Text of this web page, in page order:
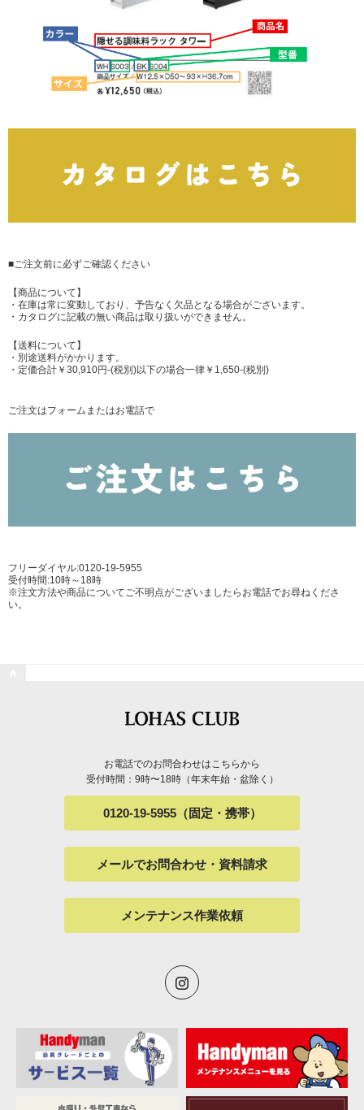
■ご注文前に必ずご確認ください
【商品について】
・在庫は常に変動しており、予告なく欠品となる場合がございます。
・カタログに記載の無い商品は取り扱いができません。
【送料について】
・別途送料がかかります。
・定価合計￥ 30,910円-(税別)以下の場合一律￥1,650-(税別)
ご注文はフォームまたはお電話で
フリーダイヤル:0120-19-5955
受付時間:10時～18時
※注文方法や商品についてご不明点がございましたらお電話でお尋ねくださ
い。
お電話でのお問合わせはこちらから
受付時間：9時〜18時（年末年始・盆除く）
0120-19-5955（固定・携帯）
メールでお問合わせ・資料請求
メンテナンス作業依頼